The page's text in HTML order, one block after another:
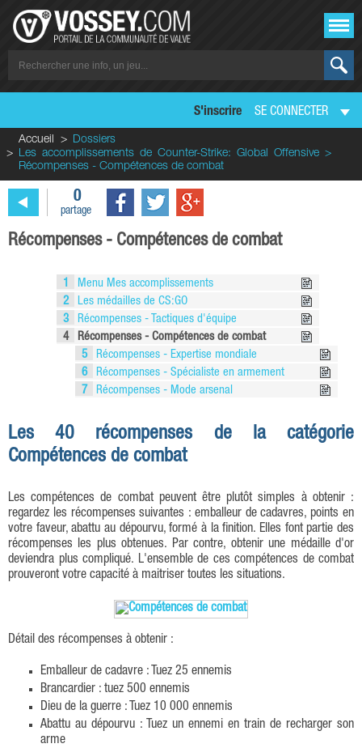
S'inscrire SE CONNECTER
Accueil
Dossiers
Les accomplissements de Counter-Strike: Global Offensive >
Récompenses - Compétences de combat
0
partage
Récompenses - Compétences de combat
1
Menu Mes accomplissements
2
Les médailles de CS:GO
3
Récompenses - Tactiques d'équipe
4
Récompenses - Compétences de combat
5
Récompenses - Expertise mondiale
6
Récompenses - Spécialiste en armement
7
Récompenses - Mode arsenal
Les 40 récompenses de la catégorie
Compétences de combat
Les compétences de combat peuvent être plutôt simples à obtenir :
regardez les récompenses suivantes : emballeur de cadavres, points en
votre faveur, abattu au dépourvu, formé à la finition. Elles font partie des
récompenses les plus obtenues. Par contre, obtenir une médaille d'or
deviendra plus compliqué. L'ensemble de ces compétences de combat
prouveront votre capacité à maitriser toutes les situations.
Détail des récompenses à obtenir :
Emballeur de cadavre : Tuez 25 ennemis
Brancardier : tuez 500 ennemis
Dieu de la guerre : Tuez 10 000 ennemis
Abattu au dépourvu : Tuez un ennemi en train de recharger son
arme